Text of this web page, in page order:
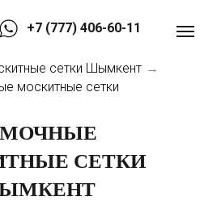
+7 (777) 406-60-11
сетки Шымкент →
москитные сетки
СЕТКИ